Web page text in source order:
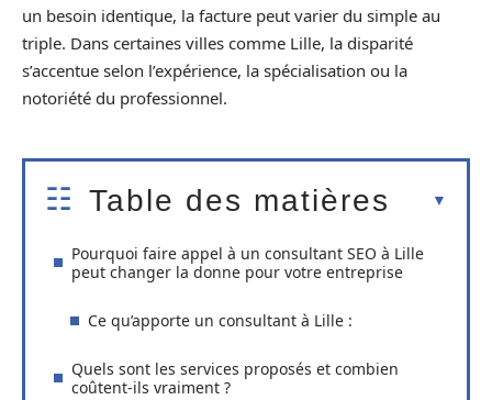
un besoin identique, la facture peut varier du simple au
triple. Dans certaines villes comme Lille, la disparité
s’accentue selon l’expérience, la spécialisation ou la
notoriété du professionnel.
Table des matières
Pourquoi faire appel à un consultant SEO à Lille
peut changer la donne pour votre entreprise
Ce qu’apporte un consultant à Lille :
Quels sont les services proposés et combien
coûtent-ils vraiment ?